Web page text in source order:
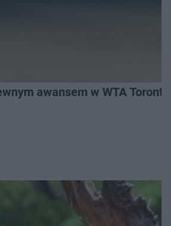
awansem w WTA